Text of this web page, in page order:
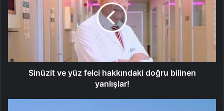
Sinüzit ve yüz felci hakkındaki doğru bilinen
yanlışlar!